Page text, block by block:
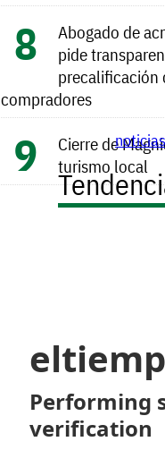
Abogado de
pide
precalificación
compradores
Cierre de
turismo local